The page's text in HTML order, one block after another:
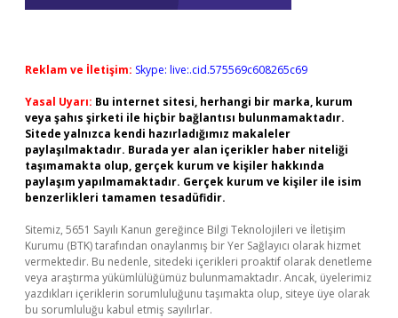
Reklam ve İletişim: Skype: live:.cid.575569c608265c69
Yasal Uyarı: Bu internet sitesi, herhangi bir marka, kurum
veya şahıs şirketi ile hiçbir bağlantısı bulunmamaktadır.
Sitede yalnızca kendi hazırladığımız makaleler
paylaşılmaktadır. Burada yer alan içerikler haber niteliği
taşımamakta olup, gerçek kurum ve kişiler hakkında
paylaşım yapılmamaktadır. Gerçek kurum ve kişiler ile isim
benzerlikleri tamamen tesadüfidir.
Sitemiz, 5651 Sayılı Kanun gereğince Bilgi Teknolojileri ve İletişim
Kurumu (BTK) tarafından onaylanmış bir Yer Sağlayıcı olarak hizmet
vermektedir. Bu nedenle, sitedeki içerikleri proaktif olarak denetleme
veya araştırma yükümlülüğümüz bulunmamaktadır. Ancak, üyelerimiz
yazdıkları içeriklerin sorumluluğunu taşımakta olup, siteye üye olarak
bu sorumluluğu kabul etmiş sayılırlar.